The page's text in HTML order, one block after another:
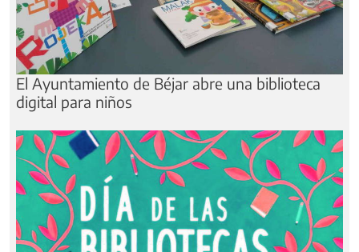
El Ayuntamiento de Béjar abre una biblioteca
digital para niños